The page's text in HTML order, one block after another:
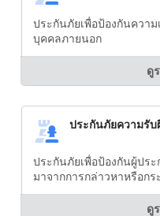
ประกันภัยเพื่อป้องกันควา
บุคคลภายนอก
ดู
ประกันภัยความรั
ประกันภัยเพื่อป้องกันผู้ปร
มาจากการกล่าวหาหรือก
ดู